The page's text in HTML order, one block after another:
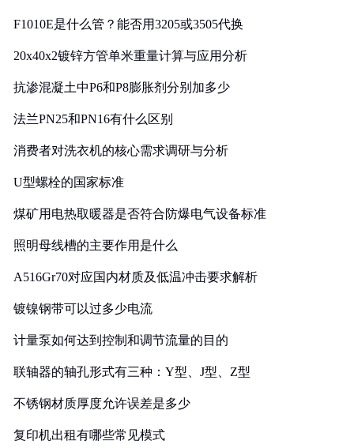
F1010E是什么管？能否用3205或3505代换
20x40x2镀锌方管单米重量计算与应用分析
抗渗混凝土中P6和P8膨胀剂分别加多少
法兰PN25和PN16有什么区别
消费者对洗衣机的核心需求调研与分析
U型螺栓的国家标准
煤矿用电热取暖器是否符合防爆电气设备标准
照明母线槽的主要作用是什么
A516Gr70对应国内材质及低温冲击要求解析
镀镍钢带可以过多少电流
计量泵如何达到控制和调节流量的目的
联轴器的轴孔形式有三种：Y型、J型、Z型
不锈钢材质厚度允许误差是多少
复印机出租有哪些常见模式